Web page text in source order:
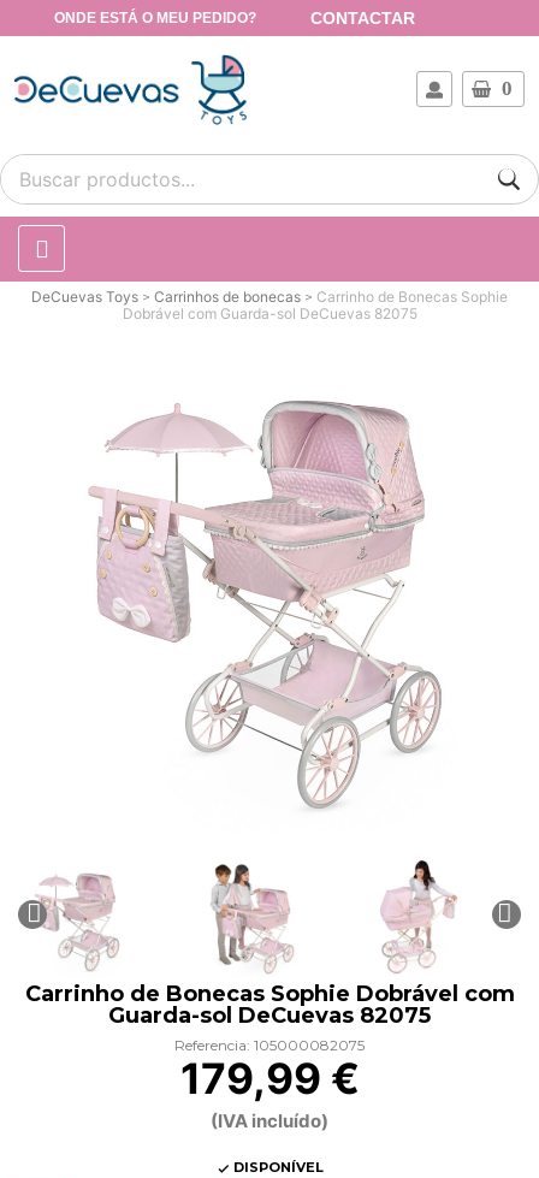
ONDE ESTÁ O MEU PEDIDO? CONTACTAR
0
DeCuevas Toys Carrinhos de bonecas
Carrinho de Bonecas Sophie
Dobrável com Guarda-sol DeCuevas 82075
Carrinho de Bonecas Sophie Dobrável com
Guarda-sol DeCuevas 82075
Referencia: 105000082075
179,99 €
(IVA incluído)
 DISPONÍVEL